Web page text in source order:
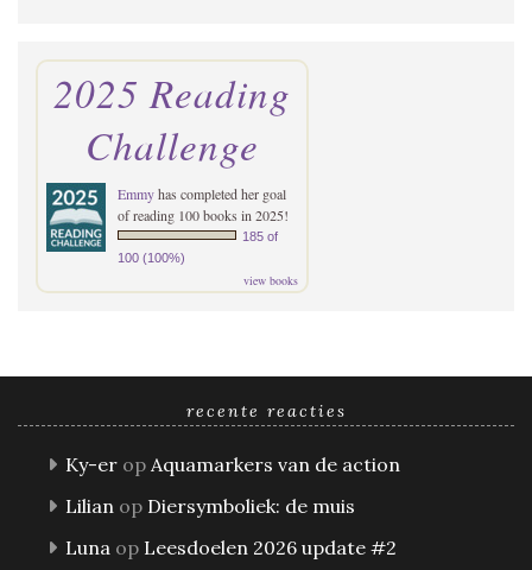
2025 Reading
Challenge
Emmyhas completed her goal
of reading 100 books in 2025!
185 of
100 (100%)
view books
recente reacties
Ky-er op Aquamarkers van de action
Lilian op Diersymboliek: de muis
Luna op Leesdoelen 2026 update #2